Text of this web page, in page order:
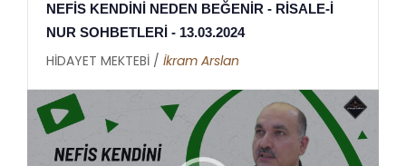
NEFİS KENDİNİ NEDEN BEĞENİR - RİSALE-İ
NUR SOHBETLERİ - 13.03.2024
HİDAYET MEKTEBİ / İkram Arslan